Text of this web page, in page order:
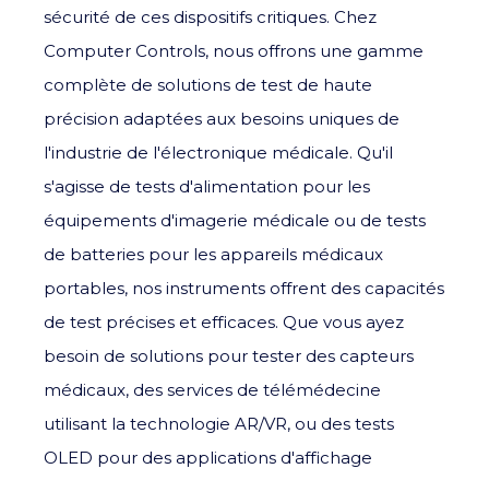
sécurité de ces dispositifs critiques. Chez
Computer Controls, nous offrons une gamme
complète de solutions de test de haute
précision adaptées aux besoins uniques de
l'industrie de l'électronique médicale. Qu'il
s'agisse de tests d'alimentation pour les
équipements d'imagerie médicale ou de tests
de batteries pour les appareils médicaux
portables, nos instruments offrent des capacités
de test précises et efficaces. Que vous ayez
besoin de solutions pour tester des capteurs
médicaux, des services de télémédecine
utilisant la technologie AR/VR, ou des tests
OLED pour des applications d'affichage